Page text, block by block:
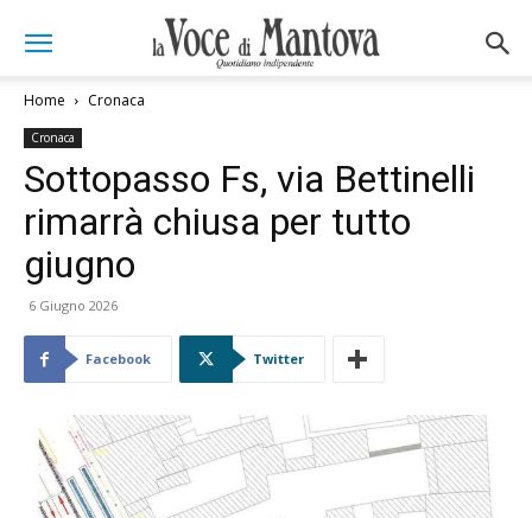
Home Cronaca
Cronaca
Sottopasso Fs, via Bettinelli
rimarrà chiusa per tutto
giugno
6 Giugno 2026
Facebook Twitter